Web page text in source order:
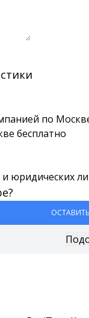
по
бесплатно
юридических